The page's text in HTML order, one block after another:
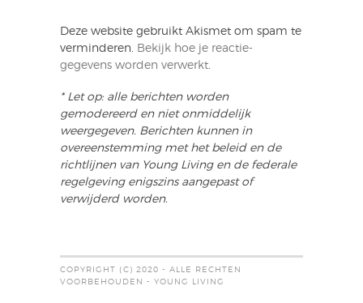
Deze website gebruikt Akismet om spam te
verminderen.
Bekijk hoe je reactie-
gegevens worden verwerkt
* Let op: alle berichten worden
gemodereerd en niet onmiddelijk
weergegeven. Berichten kunnen in
overeenstemming met het beleid en de
richtlijnen van Young Living en de federale
regelgeving enigszins aangepast of
verwijderd worden.
COPYRIGHT (C) 2020 - ALLE RECHTEN
VOORBEHOUDEN - YOUNG LIVING